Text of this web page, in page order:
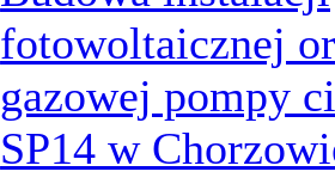
fotowoltaicznej
gazowej pompy
SP14 w